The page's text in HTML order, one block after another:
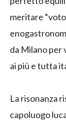
meritare
da Milano per
ai più e tutta
La risonanza
capoluogo